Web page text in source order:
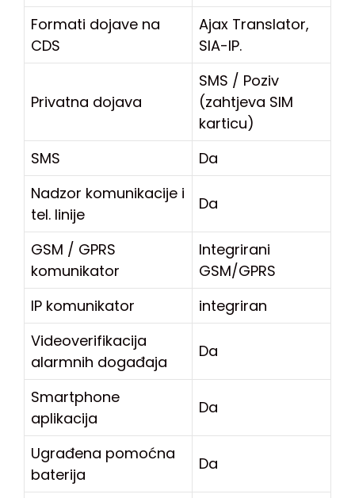
Formati dojave na
CDS
Ajax Translator,
SIA-IP.
Privatna dojava
SMS / Poziv
(zahtjeva SIM
karticu)
SMS
Da
Nadzor komunikacije i
tel. linije
Da
GSM / GPRS
komunikator
Integrirani
GSM/GPRS
IP komunikator
integriran
Videoverifikacija
alarmnih događaja
Da
Smartphone
aplikacija
Da
Ugrađena pomoćna
baterija
Da